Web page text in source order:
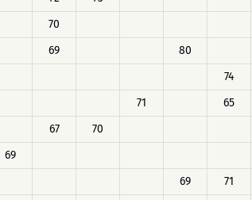
70
69
80
74
71
65
67
70
69
69
71